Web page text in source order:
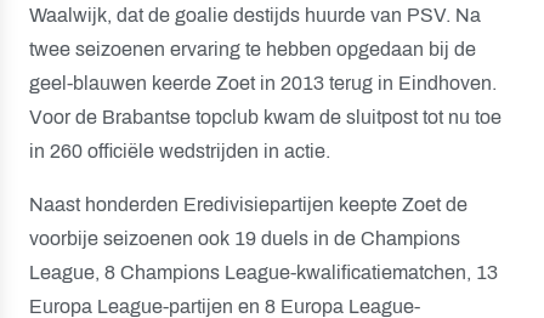
Waalwijk, dat de goalie destijds huurde van PSV. Na
twee seizoenen ervaring te hebben opgedaan bij de
geel-blauwen keerde Zoet in 2013 terug in Eindhoven.
Voor de Brabantse topclub kwam de sluitpost tot nu toe
in 260 officiële wedstrijden in actie.
Naast honderden Eredivisiepartijen keepte Zoet de
voorbije seizoenen ook 19 duels in de Champions
League, 8 Champions League-kwalificatiematchen, 13
Europa League-partijen en 8 Europa League-